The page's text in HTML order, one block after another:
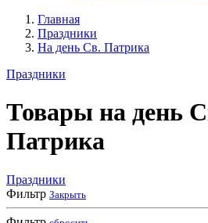
Главная
Праздники
На день Св. Патрика
Праздники
Товары на день
Патрика
Праздники
Фильтр Закрыть